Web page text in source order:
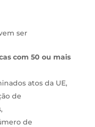
ser
com 50 ou mais
atos da UE,
de
de